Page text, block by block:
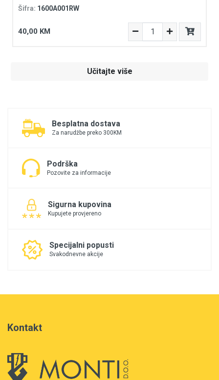
Šifra: 1600A001RW
40,00 KM
Učitajte više
Besplatna dostava
Za narudžbe preko 300KM
Podrška
Pozovite za informacije
Sigurna kupovina
Kupujete provjereno
Specijalni popusti
Svakodnevne akcije
Kontakt